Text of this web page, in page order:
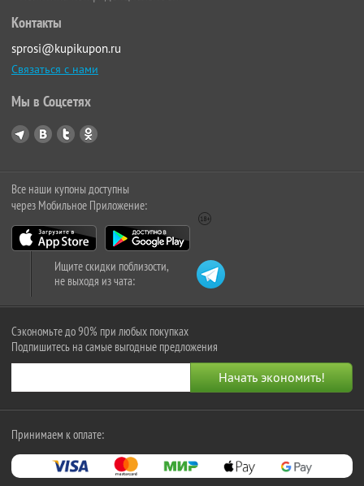
Контакты
sprosi@kupikupon.ru
Связаться с нами
Мы в Соцсетях
Все наши купоны доступны
через Мобильное Приложение:
Ищите скидки поблизости,
не выходя из чата:
Сэкономьте до 90% при любых покупках
Подпишитесь на самые выгодные предложения
Принимаем к оплате: